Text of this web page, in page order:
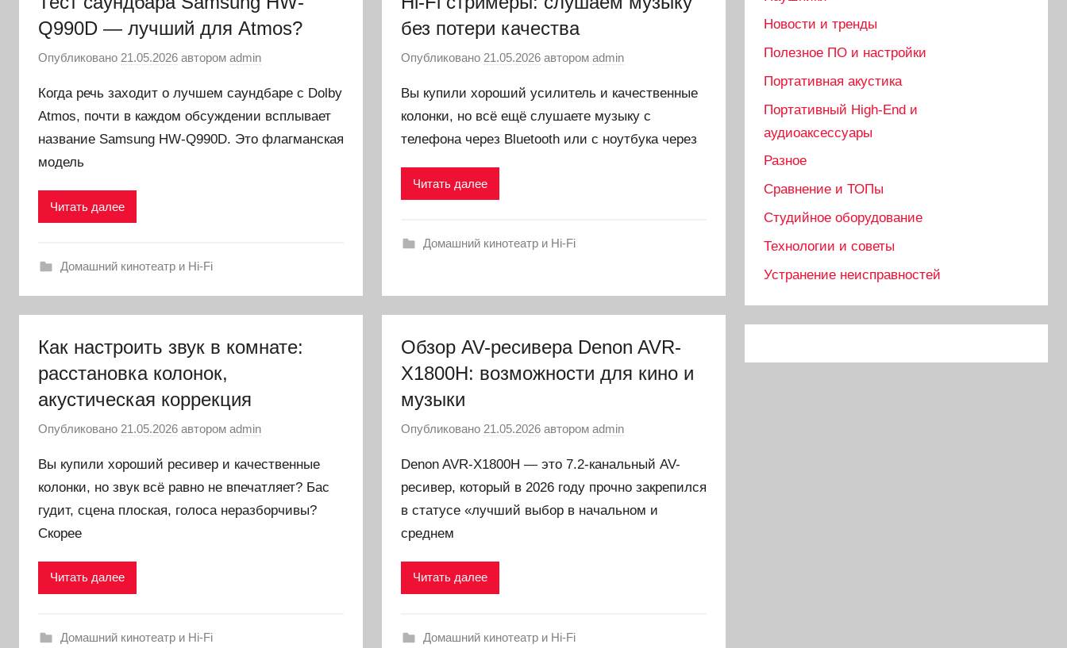
Q990D — лучший для Atmos?
Опубликовано 21.05.2026 автором admin
Когда речь заходит о лучшем саундбаре с Dolby
Atmos, почти в каждом обсуждении всплывает
название Samsung HW-Q990D. Это флагманская
модель
Читать далее
Домашний кинотеатр и Hi-Fi
без потери качества
Опубликовано 21.05.2026 авторомadmin
Вы купили хороший усилитель и качественные
колонки, но всё ещё слушаете музыку с
телефона через Bluetooth или с ноутбука через
Читать далее
Домашний кинотеатр и Hi-Fi
Как настроить звук в комнате:
расстановка колонок,
акустическая коррекция
Опубликовано 21.05.2026 автором admin
Вы купили хороший ресивер и качественные
колонки, но звук всё равно не впечатляет? Бас
гудит, сцена плоская, голоса неразборчивы?
Скорее
Читать далее
Домашний кинотеатр и Hi-Fi
Обзор AV-ресивера Denon AVR-
X1800H: возможности для кино и
музыки
Опубликовано 21.05.2026 авторомadmin
Denon AVR-X1800H — это 7.2-канальный AV-
ресивер, который в 2026 году прочно закрепился
в статусе «лучший выбор в начальном и
среднем
Читать далее
Домашний кинотеатр и Hi-Fi
Новости и тренды
Полезное ПО и настройки
Портативная акустика
Портативный High‑End и
аудиоаксессуары
Разное
Сравнение и ТОПы
Студийное оборудование
Технологии и советы
Устранение неисправностей